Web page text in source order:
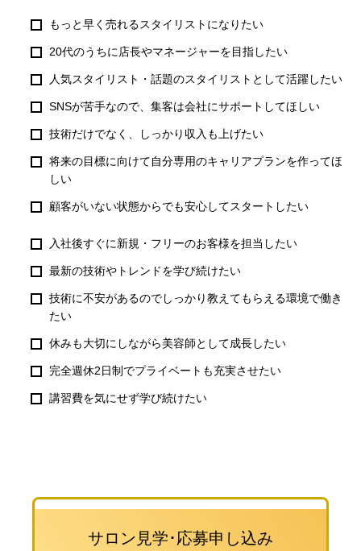
もっと早く売れるスタイリストになりたい
20代のうちに店長やマネージャーを目指したい
人気スタイリスト・話題のスタイリストとして活躍したい
SNSが苦手なので、集客は会社にサポートしてほしい
技術だけでなく、しっかり収入も上げたい
将来の目標に向けて自分専用のキャリアプランを作ってほ
しい
顧客がいない状態からでも安心してスタートしたい
入社後すぐに新規・フリーのお客様を担当したい
最新の技術やトレンドを学び続けたい
技術に不安があるのでしっかり教えてもらえる環境で働き
たい
休みも大切にしながら美容師として成長したい
完全週休2日制でプライベートも充実させたい
講習費を気にせず学び続けたい
サロン見学･応募申し込み